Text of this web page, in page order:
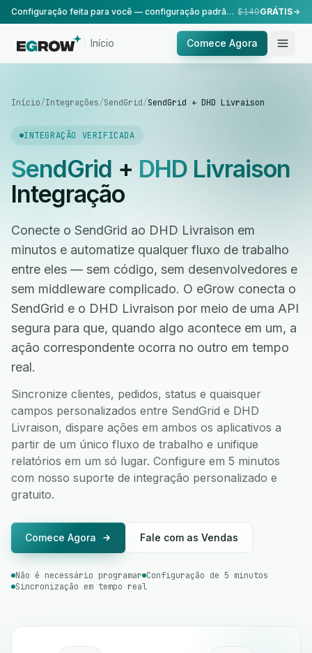
Configuração feita para você — configuração padrão, realizada pela nossa equipe. $149GRÁTIS
Início Comece Agora
Início/Integrações/SendGrid/SendGrid + DHD Livraison
INTEGRAÇÃO VERIFICADA
SendGrid + DHD Livraison
Integração
Conecte o SendGrid ao DHD Livraison em
minutos e automatize qualquer fluxo de trabalho
entre eles — sem código, sem desenvolvedores e
sem middleware complicado. O eGrow conecta o
SendGrid e o DHD Livraison por meio de uma API
segura para que, quando algo acontece em um, a
ação correspondente ocorra no outro em tempo
real.
Sincronize clientes, pedidos, status e quaisquer
campos personalizados entre SendGrid e DHD
Livraison, dispare ações em ambos os aplicativos a
partir de um único fluxo de trabalho e unifique
relatórios em um só lugar. Configure em 5 minutos
com nosso suporte de integração personalizado e
gratuito.
Comece Agora Fale com as Vendas
Não é necessário programar Configuração de 5 minutos
Sincronização em tempo real